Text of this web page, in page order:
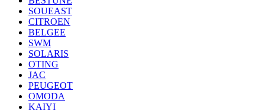
SOUEAST
CITROEN
BELGEE
SWM
SOLARIS
OTING
JAC
PEUGEOT
OMODA
KAIYI